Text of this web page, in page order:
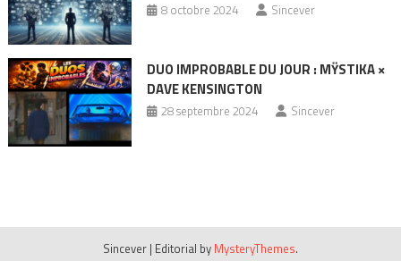
8 octobre 2024 Sincever
DUO IMPROBABLE DU JOUR : MŸSTIKA ×
DAVE KENSINGTON
28 septembre 2024 Sincever
Sincever | Editorial by MysteryThemes.